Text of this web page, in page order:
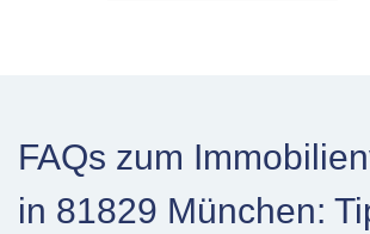
FAQs zum
in 81829 München: